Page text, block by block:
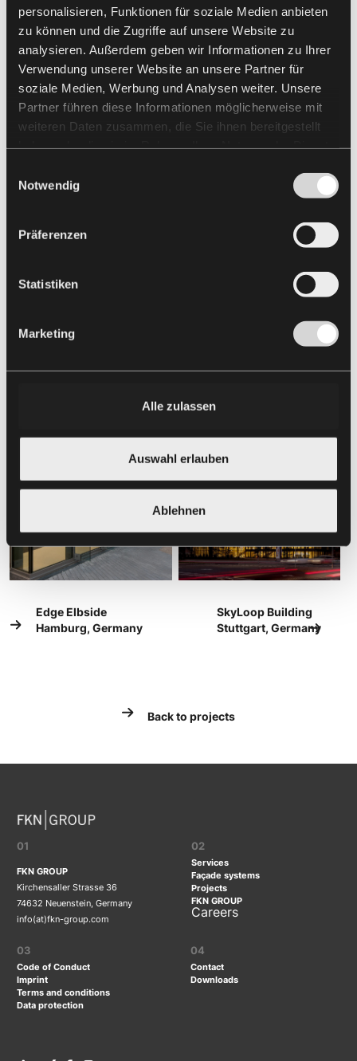
personalisieren, Funktionen für soziale Medien anbieten
zu können und die Zugriffe auf unsere Website zu
analysieren. Außerdem geben wir Informationen zu Ihrer
Verwendung unserer Website an unsere Partner für
soziale Medien, Werbung und Analysen weiter. Unsere
Partner führen diese Informationen möglicherweise mit
weiteren Daten zusammen, die Sie ihnen bereitgestellt
Notwendig
Präferenzen
Statistiken
Marketing
Alle zulassen
Auswahl erlauben
Ablehnen
Edge Elbside
Hamburg, Germany
SkyLoop Building
Stuttgart, Germany
Back to projects
01
FKN GROUP
Kirchensaller Strasse 36
74632 Neuenstein, Germany
info(at)fkn-group.com
02
Services
Façade systems
Projects
FKN GROUP
Careers
03
Code of Conduct
Imprint
Terms and conditions
Data protection
04
Contact
Downloads